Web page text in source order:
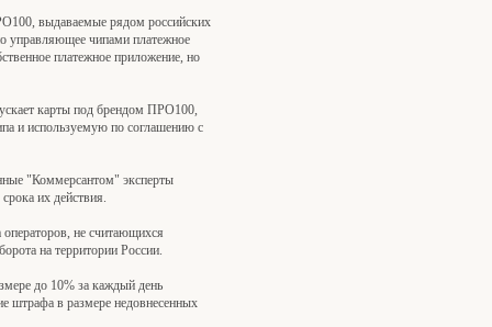
выдаваемые рядом российских
управляющее чипами платежное
платежное приложение, но
карты под брендом ПРО100,
и используемую по соглашению с
"Коммерсантом" эксперты
их действия.
не считающихся
на территории России.
до 10% за каждый день
штрафа в размере недовнесенных